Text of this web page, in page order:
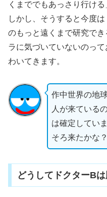
くまででもあっさり行け
しかし、そうすると今度
のもっと遠くまで研究で
ラに気づいていないのっ
わいてきます。
作中世界の地
人が来ている
は確定してい
そろ来たかな？
どうしてドクターB